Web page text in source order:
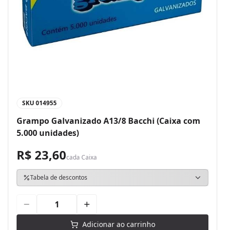
SKU 014955
Grampo Galvanizado A13/8 Bacchi (Caixa com
5.000 unidades)
R$ 23,60cada Caixa
Tabela de descontos
Adicionar ao carrinho